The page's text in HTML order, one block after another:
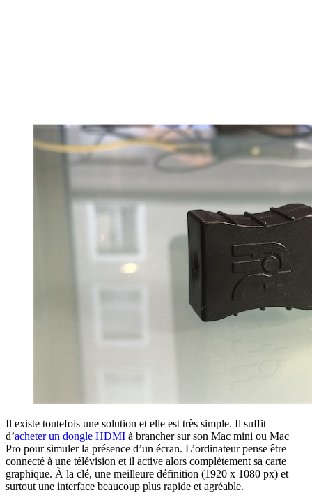
Il existe toutefois une solution et elle est très simple. Il suffit
d’acheter un dongle HDMI à brancher sur son Mac mini ou Mac
Pro pour simuler la présence d’un écran. L’ordinateur pense être
connecté à une télévision et il active alors complètement sa carte
graphique. À la clé, une meilleure définition (1920 x 1080 px) et
surtout une interface beaucoup plus rapide et agréable.